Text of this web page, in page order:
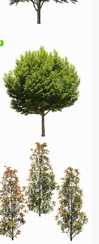
無料ダウンロード
無料ダウンロード